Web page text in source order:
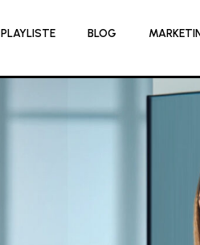
PLAYLISTE BLOG